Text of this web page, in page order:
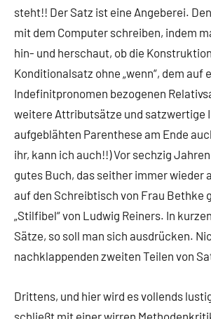
steht!! Der Satz ist eine Angeberei.
mit dem Computer schreiben, indem
hin- und herschaut, ob die
Konditionalsatz ohne „wenn“, dem auf
Indefinitpronomen bezogenen
weitere Attributsätze und satzwertige
aufgeblähten Parenthese am Ende
ihr, kann ich auch!!) Vor sechzig
gutes Buch, das seither immer wieder
auf den Schreibtisch von Frau Bethke
„Stilfibel“ von Ludwig Reiners. In
Sätze, so soll man sich ausdrücken.
nachklappenden zweiten Teilen von
Drittens, und hier wird es vollends